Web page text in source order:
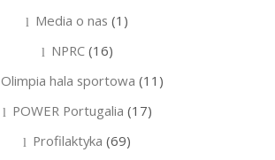
Media o nas (1)
NPRC(16)
Olimpia hala sportowa (11)
POWER Portugalia (17)
Profilaktyka (69)